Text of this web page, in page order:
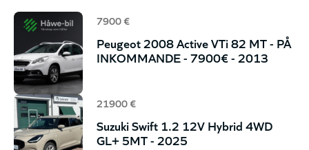
7900 €
Peugeot 2008 Active VTi 82 MT - PÅ
INKOMMANDE - 7900€ - 2013
21900 €
Suzuki Swift 1.2 12V Hybrid 4WD
GL+ 5MT - 2025